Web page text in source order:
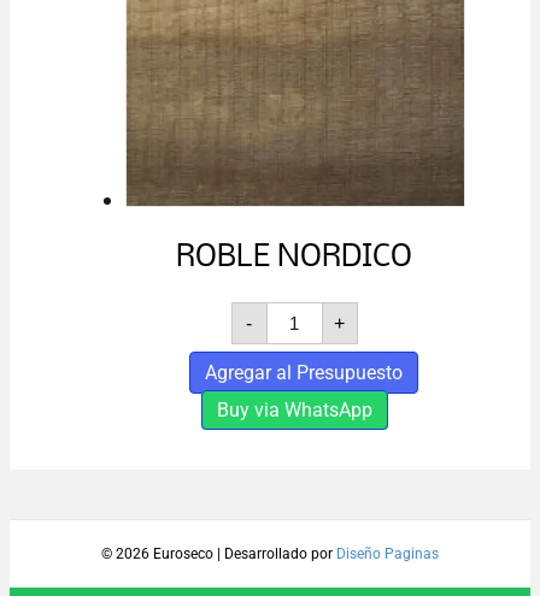
ROBLE NORDICO
-
ROBLE
NORDICO
cantidad
+
Agregar al Presupuesto
Buy via WhatsApp
© 2026 Euroseco Desarrollado por Diseño Paginas